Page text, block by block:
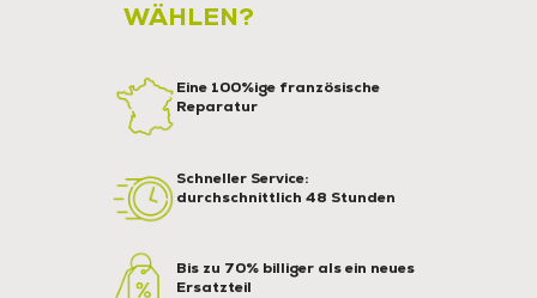
WÄHLEN?
Eine 100%ige französische
Reparatur
Schneller Service:
durchschnittlich 48 Stunden
Bis zu 70% billiger als ein neues
Ersatzteil